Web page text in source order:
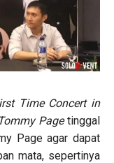
Time Concert in
Pagetinggal
Page agar dapat
mata, sepertinya